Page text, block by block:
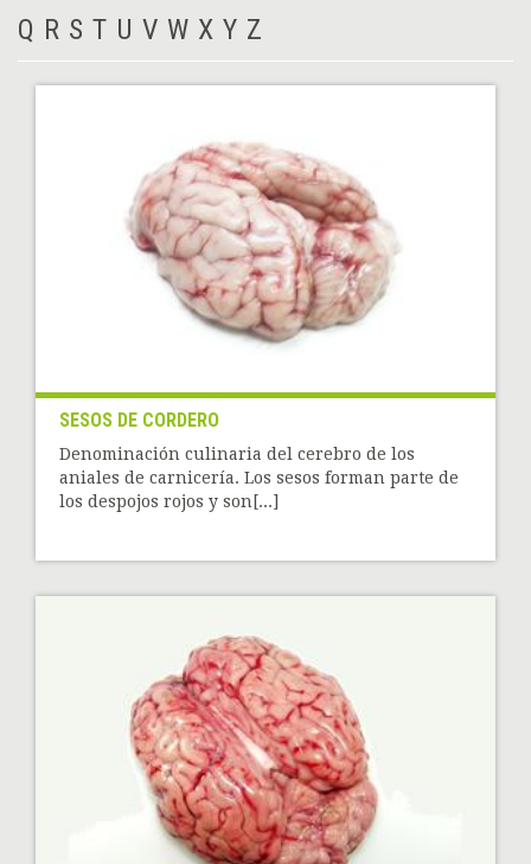
Q R S T U V W X Y Z
SESOS DE CORDERO
Denominación culinaria del cerebro de los
aniales de carnicería. Los sesos forman parte de
los despojos rojos y son[...]